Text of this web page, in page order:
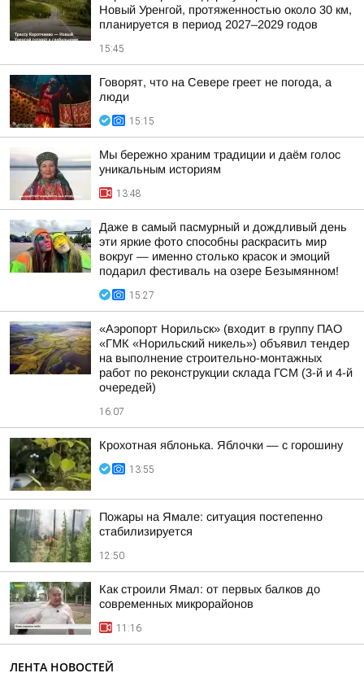
Новый Уренгой, протяженностью около 30 км,
планируется в период 2027–2029 годов
15:45
Говорят, что на Севере греет не погода, а
люди
15:15
Мы бережно храним традиции и даём голос
уникальным историям
13:48
Даже в самый пасмурный и дождливый день
эти яркие фото способны раскрасить мир
вокруг — именно столько красок и эмоций
подарил фестиваль на озере Безымянном!
15:27
«Аэропорт Норильск» (входит в группу ПАО
«ГМК «Норильский никель») объявил тендер
на выполнение строительно-монтажных
работ по реконструкции склада ГСМ (3-й и 4-й
очередей)
16:07
Крохотная яблонька. Яблочки — с горошину
13:55
Пожары на Ямале: ситуация постепенно
стабилизируется
12:50
Как строили Ямал: от первых балков до
современных микрорайонов
11:16
ЛЕНТА НОВОСТЕЙ